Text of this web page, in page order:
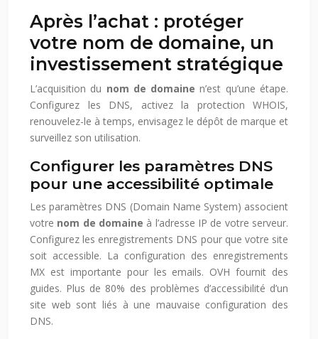
Après l’achat : protéger
votre nom de domaine, un
investissement stratégique
L’acquisition du nom de domainen’est qu’une étape.
Configurez les DNS, activez la protection WHOIS,
renouvelez-le à temps, envisagez le dépôt de marque et
surveillez son utilisation.
Configurer les paramètres DNS
pour une accessibilité optimale
Les paramètres DNS (Domain Name System) associent
votre nom de domaine à l’adresse IP de votre serveur.
Configurez les enregistrements DNS pour que votre site
soit accessible. La configuration des enregistrements
MX est importante pour les emails. OVH fournit des
guides. Plus de 80% des problèmes d’accessibilité d’un
site web sont liés à une mauvaise configuration des
DNS.